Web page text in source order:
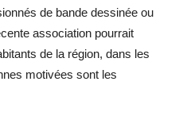
de bande dessinée ou
association pourrait
de la région, dans les
motivées sont les